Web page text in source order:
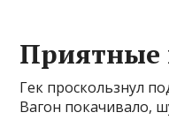
Приятные
Гек проскользнул
Вагон покачивало,